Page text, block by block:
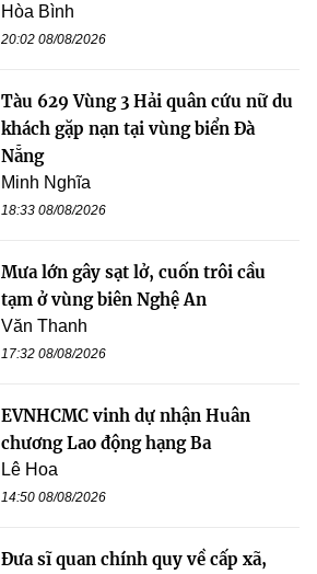
Hòa Bình
20:02 08/08/2026
Tàu 629 Vùng 3 Hải quân cứu nữ du
khách gặp nạn tại vùng biển Đà
Nẵng
Minh Nghĩa
18:33 08/08/2026
Mưa lớn gây sạt lở, cuốn trôi cầu
tạm ở vùng biên Nghệ An
Văn Thanh
17:32 08/08/2026
EVNHCMC vinh dự nhận Huân
chương Lao động hạng Ba
Lê Hoa
14:50 08/08/2026
Đưa sĩ quan chính quy về cấp xã,